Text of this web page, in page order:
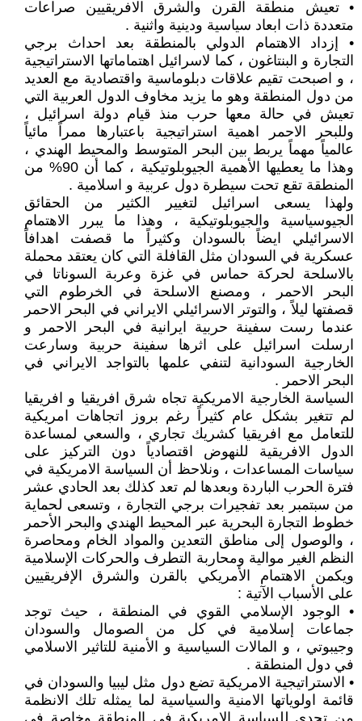
• تعيش منطقة القرن والشرق الافريقيين صراعات
متعددة ذات ابعاد سياسية ودينية واثنية .
• إزداد الاهتمام الدولي بالمنطقة بعد احداث برجي
التجارة و البنتاغون ، كما لاسرائيل اهتماماتها الاستراتيجية
، و اصبحت تقيم علاقات دبلوماسية واقتصادية مع العديد
من دول المنطقة وهو ما يزيد مخاوف الدول العربية التي
تعيش في حالة معها حرب منذ قيام دولة اسرائيل ،
وللبحر الاحمر اهمية استراتيجية باعتبارها ممراً مائياً
عالمياً مهماً يربط بين البحر المتوسط والمحيط الهندي ،
وهذا ما يعطيها الأهمية الجيوبلوتيكية ، كما أن 90% من
المنطقة تقع تحت سيطرة دول عربية و اسلامية .
ولهذا يسعى اسرائيل لتغيير الكثير من الحقائق
الجيوسياسية والجيوبلوتيكية ، وهذا ما يبرر الاهتمام
الاسرائيلي ايضاً بالسودان وكثيراً ما قصفت اهدافاً
عسكرية في السودان مثل القافلة التي كان يعتقد محملة
بالاسلحة لحركة حماس في غزة وعربة السوناتا في
البحر الاحمر ، ومصنع الاسلحة في الخرطوم التي
قصفتها ليلاً ، والتوتر الاسرائيلي الايراني في البحر الاحمر
عندما رست سفينة حربية ايرانية في البحر الاحمر و
ارسلت اسرائيل على اثرها سفينة حربية وسارعت
الخارجية السودانية لتنفي علمها بالتواجد الايراني في
البحر الاحمر .
السياسة الخارجية الامريكية تجاه شرق افريقيا و افريقيا
لم تتغير بشكل عام كثيراً رغم بروز اتجاهات امريكية
للتعامل مع افريقيا كشريك تجاري ، والسعي لمساعدة
الدول الافريقية للنهوض اقتصادياً دون التركيز على
سياسات المساعدات ، ونلاحظ أن السياسة الامريكية في
فترة الحرب الباردة وبعدها لم تعد كذلك بعد الحادي عشر
من سبتمبر بعد تفجيرات برجي التجارة ، وتسعى لحماية
خطوط التجارة البحرية عبر المحيط الهندي والبحر الأحمر
، والوصول إلى مناطق التعدين والمواد الخام ومحاصرة
النظم الغير موالية ومحاربة التطرف والحركات الإسلامية
ويكمن الاهتمام الأمريكي بالقرن والشرق الإفريقيين
على الأسباب الآتية :
• الوجود الإسلامي القوي في المنطقة ، حيث توجد
جماعات إسلامية في كل من الصومال والسودان
وجيبوتي ، و المالات السياسية و الأمنية للتاثير الاسلامي
في دول المنطقة .
• الاستراتيجية الامريكية تضع دول مثل ليبيا والسودان في
قائمة اولوياتها الامنية والسياسية لما يمثله تلك الانظمة